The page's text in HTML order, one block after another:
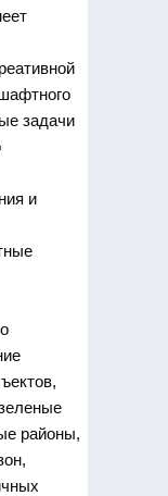
задачи
и
районы,